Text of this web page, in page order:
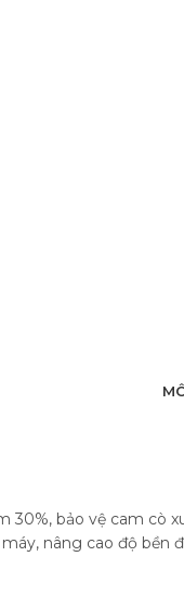
30%, bảo vệ cam cò
nâng cao độ bền